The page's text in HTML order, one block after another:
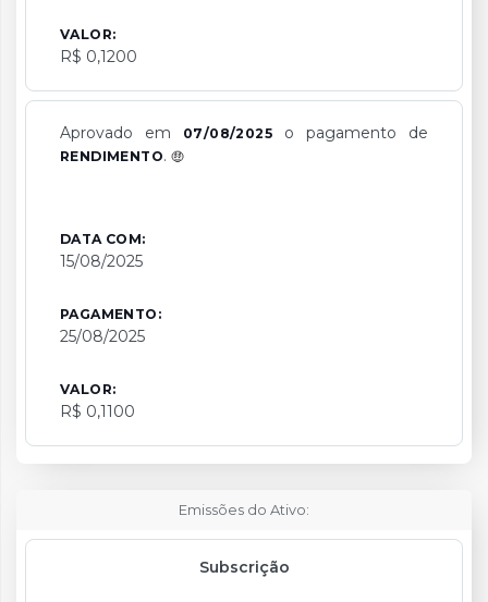
VALOR:
R$ 0,1200
Aprovado em 07/08/2025 o pagamento de
RENDIMENTO.
DATA COM:
15/08/2025
PAGAMENTO:
25/08/2025
VALOR:
R$ 0,1100
Emissões do Ativo:
Subscrição